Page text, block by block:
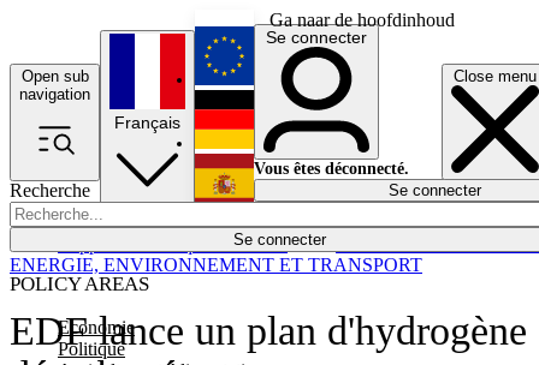
Ga naar de hoofdinhoud
Open sub
navigation
Close menu
Recherche
Se connecter
POLICY AREAS
Economie
Politique
Économie
Français
English
Deutsch
Español
Se connecter
Vous êtes déconnecté.
Se connecter
EDF lance un plan d'hydrogène
ENERGIE, ENVIRONNEMENT ET TRANSPORT